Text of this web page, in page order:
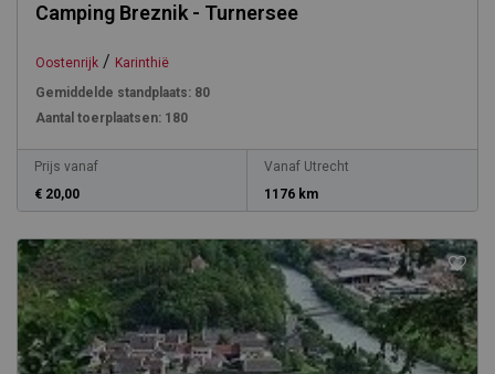
Camping Breznik - Turnersee
Oostenrijk / Karinthië
Gemiddelde standplaats: 80
Aantal toerplaatsen: 180
Prijs vanaf
€ 20,00
Vanaf Utrecht
1176 km